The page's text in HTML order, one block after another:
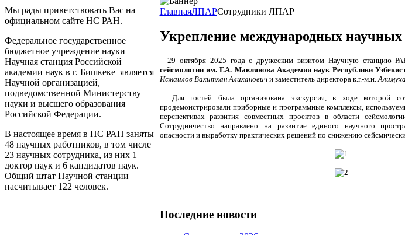
Мы рады приветствовать Вас на
официальном сайте НС РАН.
Федеральное государственное
бюджетное учреждение науки
Научная станция Российской
академии наук в г. Бишкеке является
Научной организацией,
подведомственной Министерству
науки и высшего образования
Российской Федерации.
В настоящее время в НС РАН заняты
48 научных работников, в том числе
23 научных сотрудника, из них 1
доктор наук и 6 кандидатов наук.
Общий штат Научной станции
насчитывает 122 человек.
ГлавнаяЛПАРСотрудники ЛПАР
Укрепление международных научных
29 октября 2025 года с дружеским визитом Научную станцию
сейсмологии им. Г.А. Мавлянова Академии наук Республики
Исмаилов Вахитхан Алихановичи заместитель директора к.г.-м.н.
Для гостей была организована экскурсия, в ходе которой
продемонстрировали приборные и программные комплексы,
перспективах развития совместных проектов в области
Сотрудничество направлено на развитие единого научного
опасности и выработку практических решений по снижению
Последниеновости